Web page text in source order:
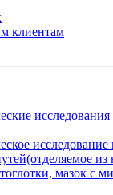
клиентам
исследования
из
мазок с